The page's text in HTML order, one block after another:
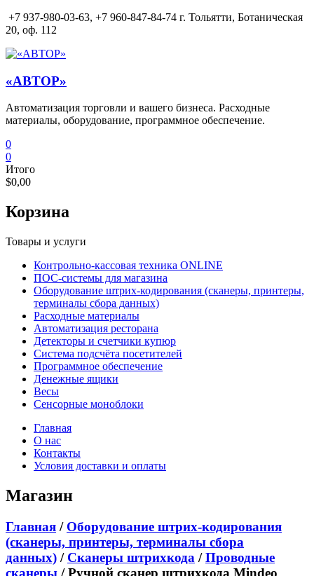
Перейти
к
+7 937-980-03-63, +7 960-847-84-74 г. Тольятти, Ботаническая
20, оф. 112
«АВТОР»
Автоматизация торговли и вашего бизнеса. Расходные
материалы, оборудование, программное обеспечение.
0
0
Итого
$0,00
Корзина
Товары и услуги
Контрольно-кассовая техника ONLINE
ПОС-системы для магазина
Оборудование штрих-кодирования (сканеры, принтеры,
терминалы сбора данных)
Расходные материалы
Автоматизация ресторана
Детекторы и счетчики купюр
Система подсчёта посетителей
Программное обеспечение
Денежные ящики
Весы
Сенсорные моноблоки
Главная
О нас
Контакты
Условия доставки и оплаты
Магазин
Главная / Оборудование штрих-кодирования
(сканеры, принтеры, терминалы сбора
данных) / Сканеры штрихкода /Проводные
сканеры / Ручной сканер штрихкода Mindeo